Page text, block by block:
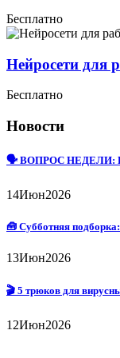
Бесплатно
Нейросети для
Бесплатно
Новости
🗣 ВОПРОС НЕДЕЛИ: Как
14Июн2026
🧰 Субботняя
13Июн2026
🎬 5 трюков для
12Июн2026